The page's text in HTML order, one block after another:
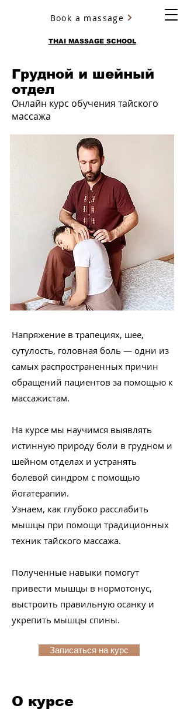
THAI MASSAGE SCHOOL
YURY ULYANOV
Book a massage
Грудной и шейный
отдел
Онлайн курс обучения тайского
массажа
Напряжение в трапециях, шее,
сутулость, головная боль — одни из
самых распространенных причин
обращений пациентов за помощью к
массажистам.
На курсе мы научимся выявлять
истинную природу боли в грудном и
шейном отделах и устранять
болевой синдром с помощью
йогатерапии.
Узнаем, как глубоко расслабить
мышцы при помощи традиционных
техник тайского массажа.
Полученные навыки помогут
привести мышцы в нормотонус,
выстроить правильную осанку и
укрепить мышцы спины.
Записаться на курс
О курсе